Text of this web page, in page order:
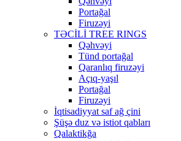
Portağal
Firuzəyi
TƏCİLİ TREE RINGS
Qəhvəyi
Tünd portağal
Qaranlıq firuzəyi
Açıq-yaşıl
Portağal
Firuzəyi
İqtisadiyyat saf ağ çini
Şüşə duz və istiot qabları
Qalaktikğa